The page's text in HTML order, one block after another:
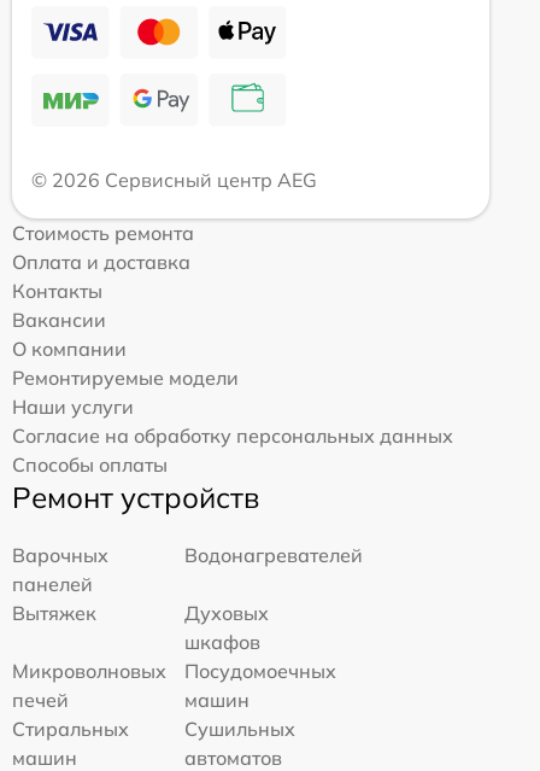
© 2026 Сервисный центр AEG
Стоимость ремонта
Оплата и доставка
Контакты
Вакансии
О компании
Ремонтируемые модели
Наши услуги
Согласие на обработку персональных данных
Способы оплаты
Ремонт устройств
Варочных
панелей
Водонагревателей
Вытяжек
Духовых
шкафов
Микроволновых
печей
Посудомоечных
машин
Стиральных
машин
Сушильных
автоматов